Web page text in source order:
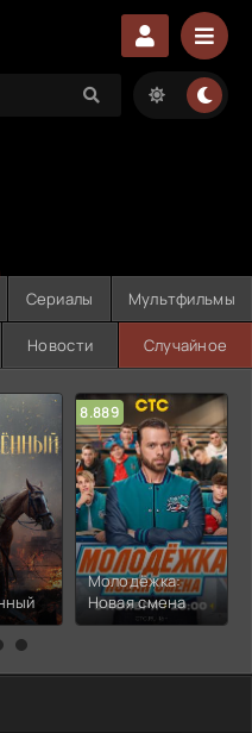
Сериалы Мультфильмы
Новости Случайное
8.889
Молодёжка:
Новая смена